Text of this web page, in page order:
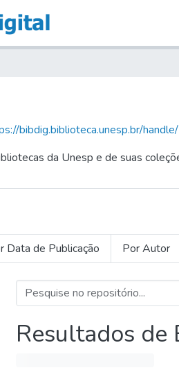
bibdig.biblioteca.unesp.br/
da Unesp e de suas
Data de Publicação Por Autor
Resultados de